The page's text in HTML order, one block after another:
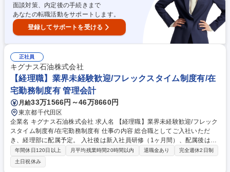
向け資料、会議資料、社内報告資料などの作成補助 募集職種 【経理】外
資系総合家電メーカー/フレックス制/中国語/契約社員(正社員登用有)
面談対策、内定後の手続きまで
あなたの転職活動をサポートします。
登録してサポートを受ける
正社員
キグナス石油株式会社
【経理職】業界未経験歓迎/フレックスタイム制度有/在
宅勤務制度有 管理会計
月給33万1566円～46万8660円
東京都千代田区
企業名 キグナス石油株式会社 求人名 【経理職】業界未経験歓迎/フレック
スタイム制度有/在宅勤務制度有 仕事の内容 総合職としてご入社いただ
き、経理部に配属予定。 入社後は新入社員研修（1ヶ月間）、配属後はOJ
Tや外部研修にて、無理なくスキルを身に付けていただける環境です。 当
社の経理職業務全般をお任せします。 ■日次・月次経理業務全般 ■仕訳入
力および帳簿管理 ■請求書処理、売掛金・買掛金管理 ■月次・年次決算業
年間休日120日以上 月平均残業時間20時間以内 退職金あり
完全週休2日制
土日祝休み